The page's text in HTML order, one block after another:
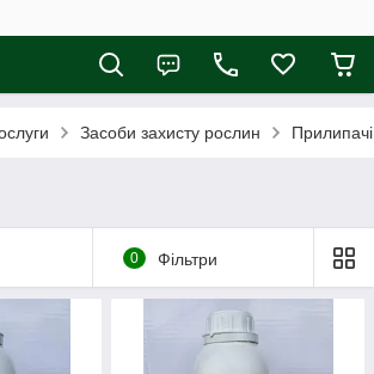
Засоби захисту рослин Прилипачі
0 Фільтри